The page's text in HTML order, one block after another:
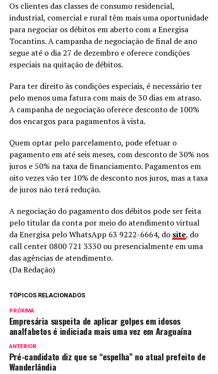
Os clientes das classes de consumo residencial,
industrial, comercial e rural têm mais uma oportunidade
para negociar os débitos em aberto com a Energisa
Tocantins. A campanha de negociação de final de ano
segue até o dia 27 de dezembro e oferece condições
especiais na quitação de débitos.
Para ter direito às condições especiais, é necessário ter
pelo menos uma fatura com mais de 30 dias em atraso.
A campanha de negociação oferece desconto de 100%
dos encargos para pagamentos à vista.
Quem optar pelo parcelamento, pode efetuar o
pagamento em até seis meses, com desconto de 30% nos
juros e 50% na taxa de financiamento. Pagamentos em
oito vezes vão ter 10% de desconto nos juros, mas a taxa
de juros não terá redução.
A negociação do pagamento dos débitos pode ser feita
pelo titular da conta por meio do atendimento virtual
da Energisa pelo WhatsApp 63 9222-6664, do site, do
call center 0800 721 3330 ou presencialmente em uma
das agências de atendimento.
(Da Redação)
TÓPICOS RELACIONADOS
PRÓXIMA
Empresária suspeita de aplicar golpes em idosos
analfabetos é indiciada mais uma vez em Araguaína
ANTERIOR
Pré-candidato diz que se “espelha” no atual prefeito de
Wanderlândia